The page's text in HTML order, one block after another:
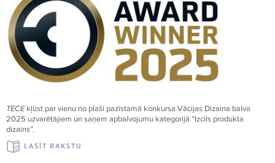
TECEkļūst par vienu no plaši pazīstamā konkursa Vācijas Dizaina balva
2025 uzvarētājiem un saņem apbalvojumu kategorijā “Izcils produkta
dizains”.
LASĪT RAKSTU